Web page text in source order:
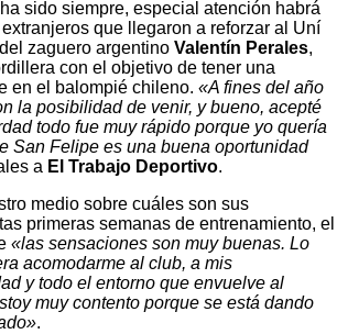
sido siempre, especial atención habrá
que llegaron a reforzar al Uní
zaguero argentino Valentín Perales,
con el objetivo de tener una
en el balompié chileno. «A fines del año
la posibilidad de venir, y bueno, acepté
todo fue muy rápido porque yo quería
San Felipe es una buena oportunidad
a El Trabajo Deportivo.
medio sobre cuáles son sus
primeras semanas de entrenamiento, el
«las sensaciones son muy buenas. Lo
acomodarme al club, a mis
y todo el entorno que envuelve al
muy contento porque se está dando
.